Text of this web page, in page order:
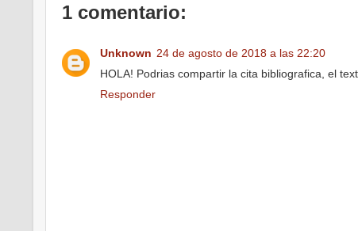
1 comentario:
Unknown 24 de agosto de 2018 a las 22:20
HOLA! Podrias compartir la cita bibliografica, el
Responder